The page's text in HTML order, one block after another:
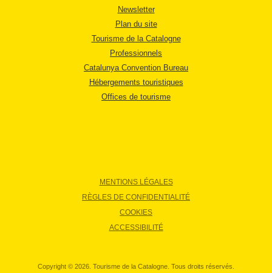
Newsletter
Plan du site
Tourisme de la Catalogne
Professionnels
Catalunya Convention Bureau
Hébergements touristiques
Offices de tourisme
MENTIONS LÉGALES
RÈGLES DE CONFIDENTIALITÉ
COOKIES
ACCESSIBILITÉ
Copyright © 2026. Tourisme de la Catalogne. Tous droits réservés.